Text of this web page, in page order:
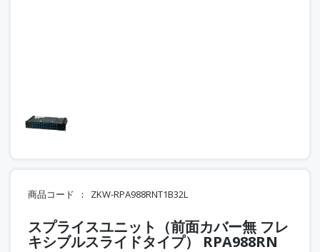
商品コード ZKW-RPA988RNT1B32L
スプライスユニット（前面カバー無 フレ
キシブルスライドタイプ） RPA988RN